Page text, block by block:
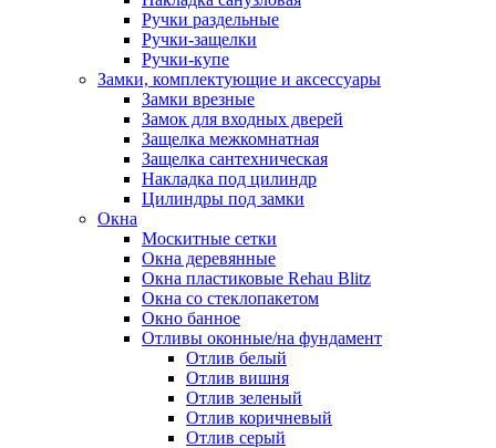
Ручки раздельные
Ручки-защелки
Ручки-купе
Замки, комплектующие и аксессуары
Замки врезные
Замок для входных дверей
Защелка межкомнатная
Защелка сантехническая
Накладка под цилиндр
Цилиндры под замки
Окна
Москитные сетки
Окна деревянные
Окна пластиковые Rehau Blitz
Окна со стеклопакетом
Окно банное
Отливы оконные/на фундамент
Отлив белый
Отлив вишня
Отлив зеленый
Отлив коричневый
Отлив серый